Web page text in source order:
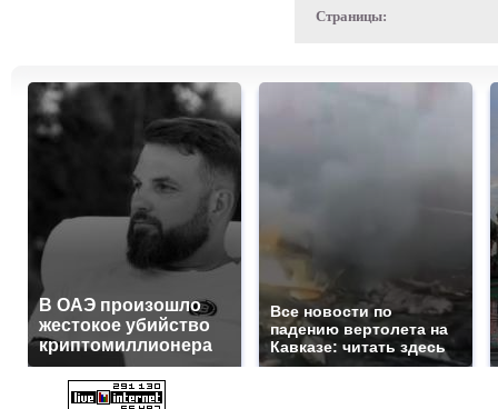
Страницы:
В ОАЭ произошло
жестокое убийство
криптомиллионера
Все новости по
падению вертолета на
Кавказе: читать здесь